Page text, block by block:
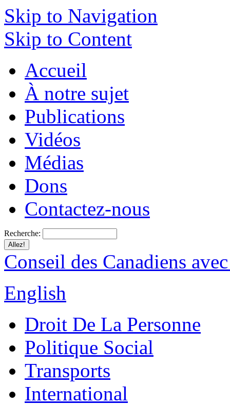
Skip to Navigation
Skip to Content
Accueil
À notre sujet
Publications
Vidéos
Médias
Dons
Contactez-nous
Recherche:
Conseil des Canadiens
English
Droit De La Personne
Politique Social
Transports
International